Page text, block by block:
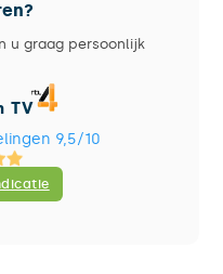
u graag persoonlijk
TV
9,5/10